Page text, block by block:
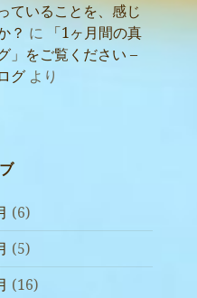
ていることを、感じ
？ に
「1ヶ月間の真
」をご覧ください –
グ より
(6)
(5)
(16)